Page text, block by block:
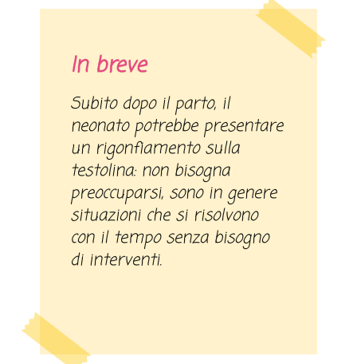
In breve
Subito dopo il parto, il
neonato potrebbe presentare
un rigonfiamento sulla
testolina: non bisogna
preoccuparsi, sono in genere
situazioni che si risolvono
con il tempo senza bisogno
di interventi.